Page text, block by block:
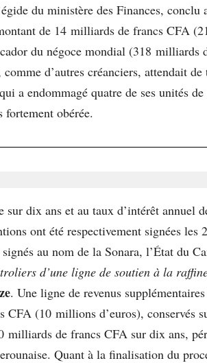
du ministère des Finances, conclu
de 14 milliards de francs CFA
du négoce mondial (318 milliards
d’autres créanciers, attendait
a endommagé quatre de ses unités
fortement obérée.
sur dix ans et au taux d’intérêt annuel
ont été respectivement signées
au nom de la Sonara, l’État du
d’une ligne de soutien à la
. Une ligne de revenus
(10 millions d’euros), conservés
de francs CFA sur dix ans,
Quant à la finalisation du